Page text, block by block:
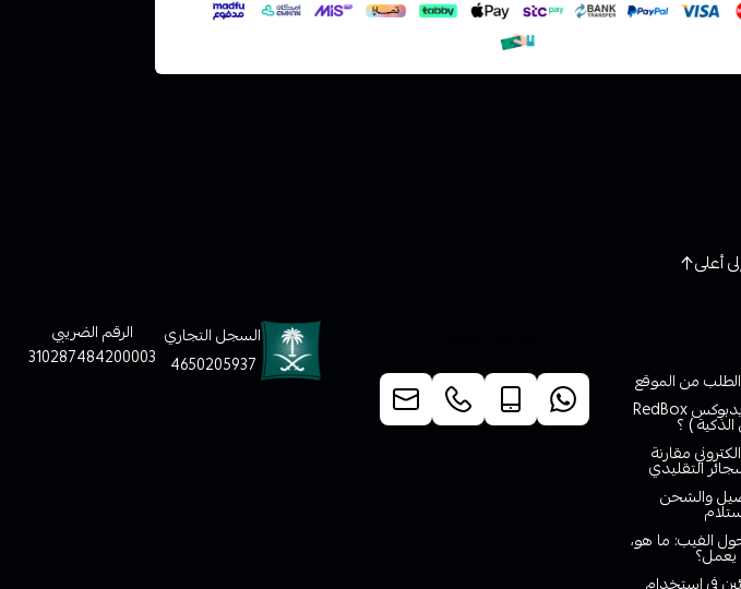
أعلى
من الموقع
ما هي خدمة ريدبوكس RedBox
الذكية ) ؟
مقارنة
التقليدي
والشحن
الفيب: ما هو،
السجل التجاري
4650205937
الرقم الضريبي
310287484200003